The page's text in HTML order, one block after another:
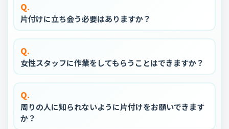
Q.
片付けに立ち会う必要はありますか？
Q.
女性スタッフに作業をしてもらうことはできますか？
Q.
周りの人に知られないように片付けをお願いできます
か？